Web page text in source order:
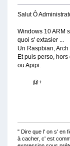
Salut Ô
Windows 10 ARM
quoi s' extasier ...
Un Raspbian,
Et puis perso,
ou Apipi.
@+
" Dire que l' on s' en
à cacher, c' est